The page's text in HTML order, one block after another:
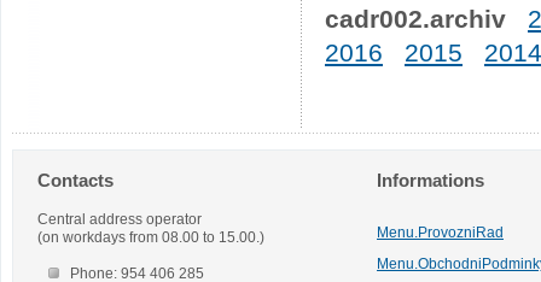
cadr002.archiv
2016
2015 2014
Contacts
Central address operator
(on workdays from 08.00 to 15.00.)
Phone: 954 406 285
Informations
Menu.ProvozniRad